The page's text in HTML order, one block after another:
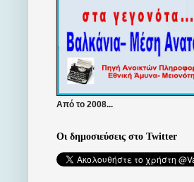
Από το 2008...
Οι δημοσιεύσεις στο Twitter